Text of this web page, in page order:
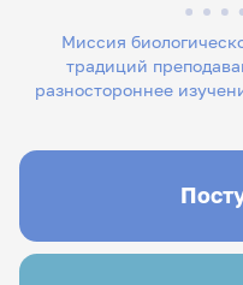
Миссия
традиций
разностороннее